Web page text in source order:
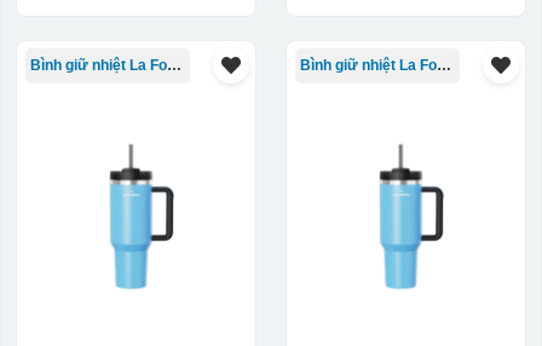
Bình giữ nhiệt La Fonte Bình giữ nhiệt La Fonte